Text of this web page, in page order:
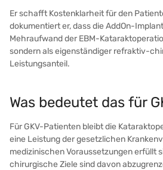
Er schafft Kostenklarheit für den
dokumentiert er, dass die AddOn-
Mehraufwand der EBM-
sondern als eigenständiger refraktiv-
Leistungsanteil.
Was bedeutet das für
Für GKV-Patienten bleibt die
eine Leistung der gesetzlichen
medizinischen Voraussetzungen erfüllt
chirurgische Ziele sind davon